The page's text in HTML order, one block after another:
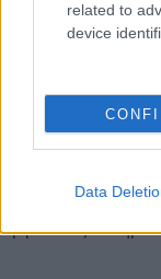
related to
device
Data
άνδρες του
τόπου στο
σήψης δεν
σορός ανήκει
Η σακούλα που
αρμόδιες